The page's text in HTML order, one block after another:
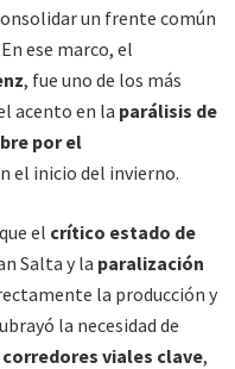
un frente común
ese marco, el
, fue uno de los más
acento en la parálisis de
por el
el inicio del invierno.
el crítico estado de
Salta y la paralización
la producción y
la necesidad de
viales clave,